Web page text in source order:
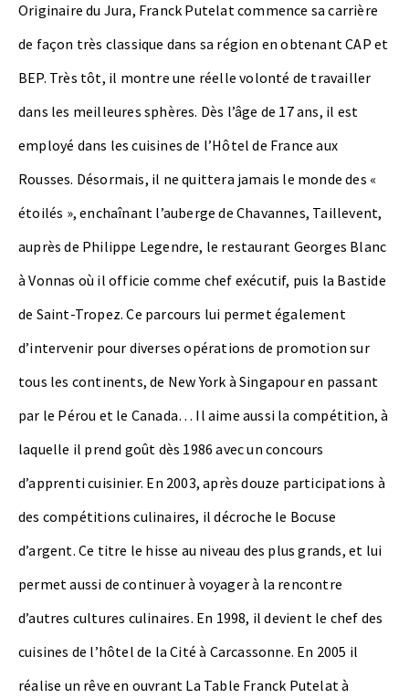
Originaire du Jura, Franck Putelat commence sa carrière
de façon très classique dans sa région en obtenant CAP et
BEP. Très tôt, il montre une réelle volonté de travailler
dans les meilleures sphères. Dès l’âge de 17 ans, il est
employé dans les cuisines de l’Hôtel de France aux
Rousses. Désormais, il ne quittera jamais le monde des «
étoilés », enchaînant l’auberge de Chavannes, Taillevent,
auprès de Philippe Legendre, le restaurant Georges Blanc
à Vonnas où il officie comme chef exécutif, puis la Bastide
de Saint-Tropez. Ce parcours lui permet également
d’intervenir pour diverses opérations de promotion sur
tous les continents, de New York à Singapour en passant
par le Pérou et le Canada… Il aime aussi la compétition, à
laquelle il prend goût dès 1986 avec un concours
d’apprenti cuisinier. En 2003, après douze participations à
des compétitions culinaires, il décroche le Bocuse
d’argent. Ce titre le hisse au niveau des plus grands, et lui
permet aussi de continuer à voyager à la rencontre
d’autres cultures culinaires. En 1998, il devient le chef des
cuisines de l’hôtel de la Cité à Carcassonne. En 2005 il
réalise un rêve en ouvrant La Table Franck Putelat à